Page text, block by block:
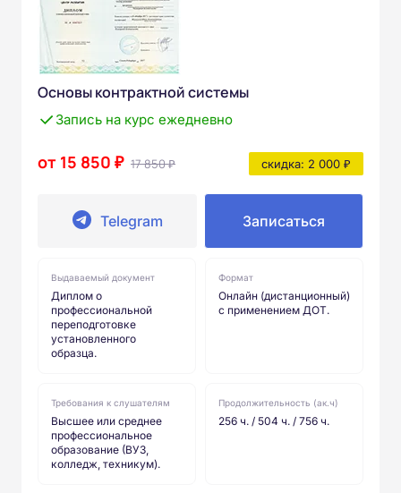
Основы контрактной системы
Запись на курс ежедневно
от 15 850 ₽ 17 850 ₽ скидка: 2 000 ₽
Telegram Записаться
Выдаваемый документ
Диплом о
профессиональной
переподготовке
установленного
образца.
Формат
Онлайн (дистанционный)
с применением ДОТ.
Требования к слушателям
Высшее или среднее
профессиональное
образование (ВУЗ,
колледж, техникум).
Продолжительность (ак.ч)
256 ч. / 504 ч. / 756 ч.